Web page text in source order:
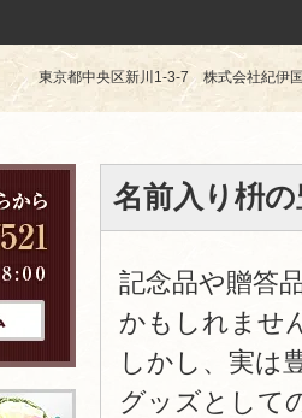
東京都中央区新川1-3-7 株式会社紀
名前入り枡
記念品や贈答
かもしれませ
しかし、実は
グッズとして